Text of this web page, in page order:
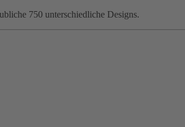
750 unterschiedliche Designs.